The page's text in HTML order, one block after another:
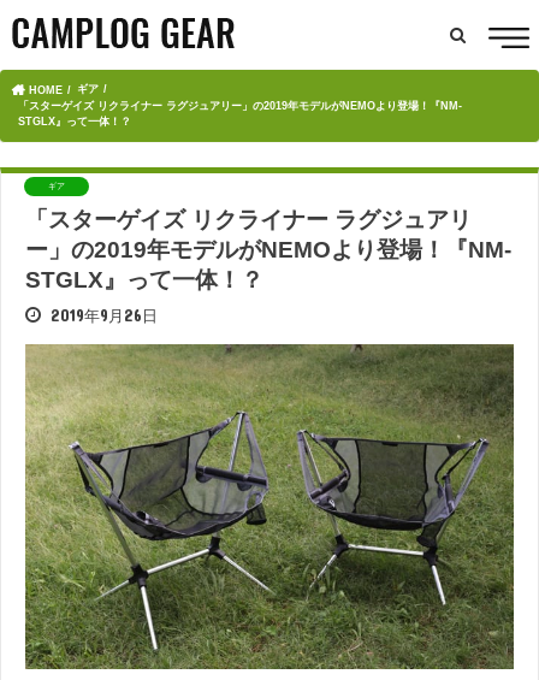
HOME
ギア
「スターゲイズ リクライナー ラグジュアリー」の2019年モデルがNEMOより登場！『NM-
STGLX』って一体！？
ギア
「スターゲイズ リクライナー ラグジュアリ
ー」の2019年モデルがNEMOより登場！『NM-
STGLX』って一体！？
2019年9月26日